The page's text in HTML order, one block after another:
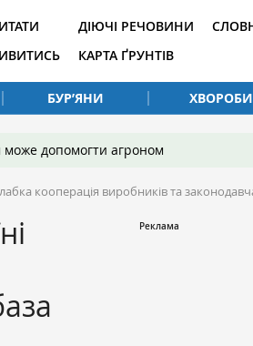
ДІЮЧІ РЕЧОВИНИ
КАРТА ҐРУНТІВ
БУР’ЯНИ ХВОРОБИ
може допомогти агроном
кооперація виробників та